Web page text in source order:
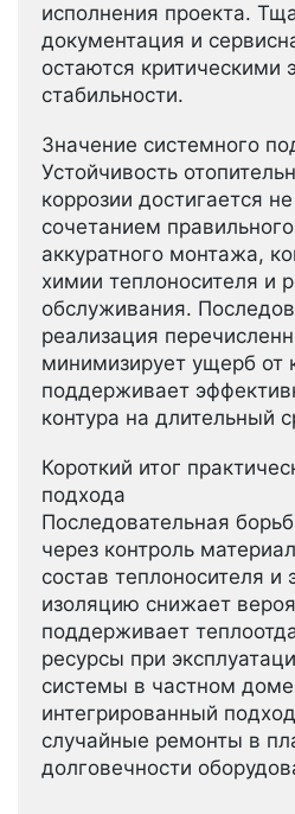
исполнения проекта.
документация и
остаются критическими
стабильности.
Значение системного
Устойчивость
коррозии достигается
сочетанием
аккуратного монтажа,
химии теплоносителя и
обслуживания.
реализация
минимизирует ущерб от
поддерживает
контура на длительный
Короткий итог
подхода
Последовательная
через контроль
состав теплоносителя и
изоляцию снижает
поддерживает
ресурсы при
системы в частном
интегрированный
случайные ремонты в
долговечности